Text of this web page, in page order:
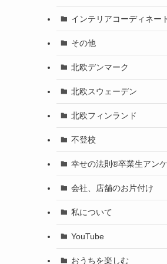
インテリアコーディネー
その他
北欧デンマーク
北欧スウェーデン
北欧フィンランド
不登校
幸せの法則®卒業生アン
会社、店舗のお片付け
私について
YouTube
おうちを楽しむ